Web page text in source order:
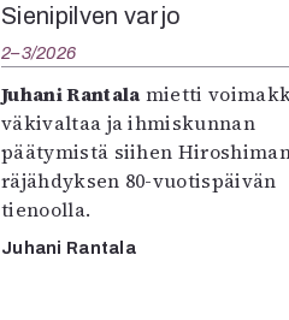
Sienipilven varjo
2–3/2026
Juhani Rantala mietti
väkivaltaa ja ihmiskunnan
päätymistä siihen
räjähdyksen 80-vuotispäivän
tienoolla.
Juhani Rantala